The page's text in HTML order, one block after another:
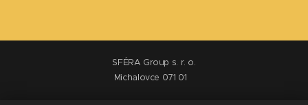
SFÉRA Group s. r. o.
Michalovce 071 01